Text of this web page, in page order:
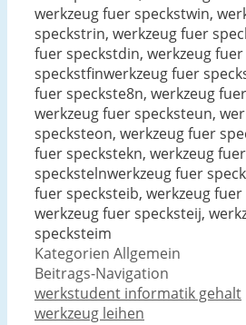
werkzeug fuer speckstwin,
speckstrin, werkzeug fuer
fuer speckstdin, werkzeug fuer
speckstfinwerkzeug fuer
fuer speckste8n, werkzeug
werkzeug fuer specksteun,
specksteon, werkzeug fuer
fuer speckstekn, werkzeug fuer
speckstelnwerkzeug fuer
fuer specksteib, werkzeug
werkzeug fuer specksteij,
specksteim
Kategorien Allgemein
Beitrags-Navigation
werkstudent informatik gehalt
werkzeug leihen